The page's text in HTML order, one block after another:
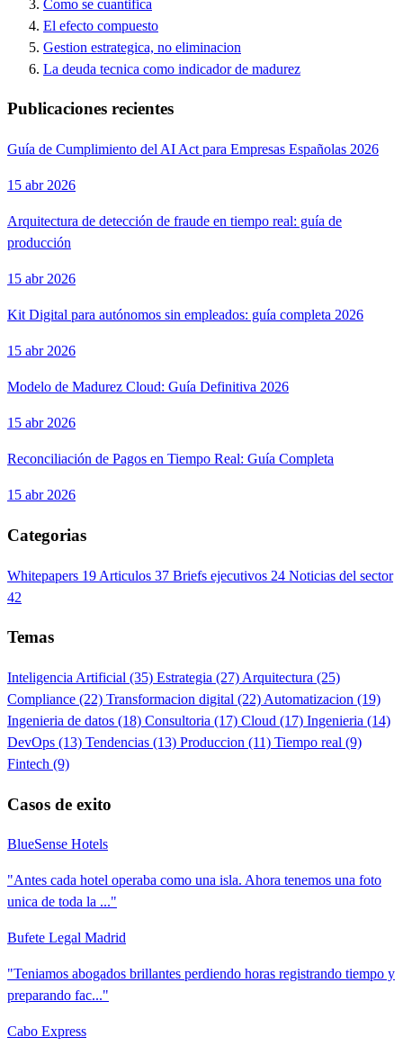
Como se cuantifica
El efecto compuesto
Gestion estrategica, no eliminacion
La deuda tecnica como indicador de madurez
Publicaciones recientes
Guía de Cumplimiento del AI Act para Empresas Españolas 2026
15 abr 2026
Arquitectura de detección de fraude en tiempo real: guía de
producción
15 abr 2026
Kit Digital para autónomos sin empleados: guía completa 2026
15 abr 2026
Modelo de Madurez Cloud: Guía Definitiva 2026
15 abr 2026
Reconciliación de Pagos en Tiempo Real: Guía Completa
15 abr 2026
Categorias
Whitepapers 19 Articulos 37 Briefs ejecutivos 24 Noticias del sector
42
Temas
Inteligencia Artificial (35) Estrategia (27) Arquitectura (25)
Compliance (22) Transformacion digital (22) Automatizacion (19)
Ingenieria de datos (18) Consultoria (17) Cloud (17) Ingenieria (14)
DevOps (13) Tendencias (13) Produccion (11) Tiempo real (9)
Fintech (9)
Casos de exito
BlueSense Hotels
"Antes cada hotel operaba como una isla. Ahora tenemos una foto
unica de toda la ..."
Bufete Legal Madrid
"Teniamos abogados brillantes perdiendo horas registrando tiempo y
preparando fac..."
Cabo Express